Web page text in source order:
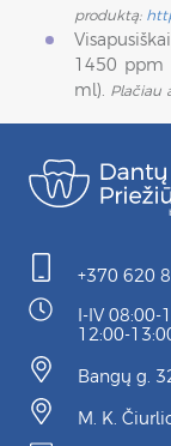
produktą:
1450 ppm
ml).
Plačiau
+370 620
I-IV
12:00-
Bangų g.
M. K.